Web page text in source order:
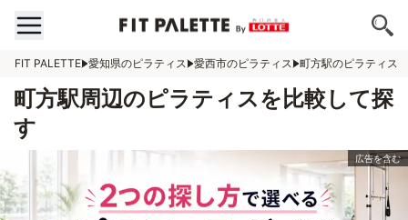
FIT PALETTE 愛知県のピラティス 愛西市のピラティス 町方駅のピラティス
町方駅周辺のピラティスを比較して探
す